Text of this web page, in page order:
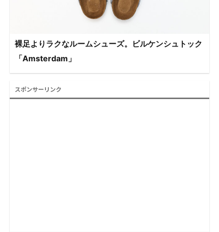
裸足よりラクなルームシューズ。ビルケンシュトック
「Amsterdam」
スポンサーリンク